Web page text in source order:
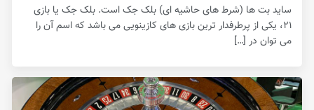
ساید بت ها (شرط های حاشیه ای) بلک جک است‌. بلک جک یا بازی
۲۱، یکی از پرطرفدار ترین بازی های کازینویی می باشد که اسم آن را
می توان در […]